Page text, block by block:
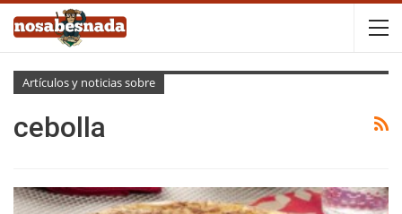
Artículos y noticias sobre
cebolla